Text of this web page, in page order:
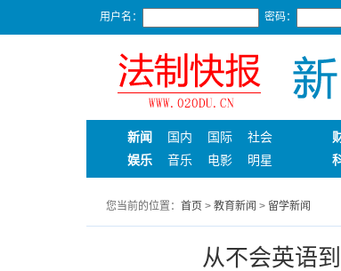
用户名： 密码：
新闻 国内 国际
社会
娱乐
音乐 电影 明星
您当前的位置： 首页 > 教育新闻 > 留学新闻
从不会英语